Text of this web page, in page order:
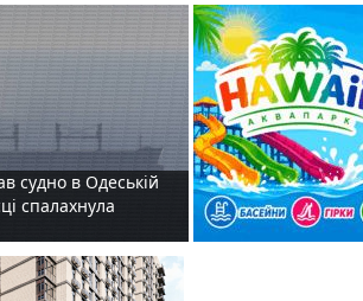
судно в Одеській
спалахнула